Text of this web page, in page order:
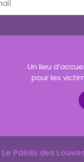
Un lieu
pour les
Le Palais des